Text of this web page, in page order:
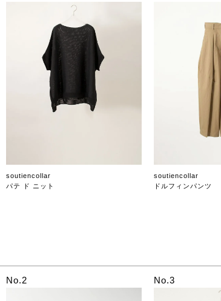
soutiencollar
パテ ド ニット
soutiencollar
ドルフィンパンツ
No.2 No.3